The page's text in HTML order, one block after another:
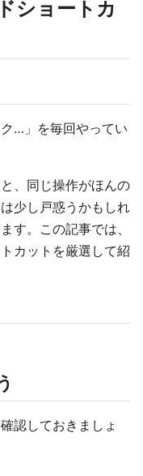
ショートカ
…」を毎回やってい
、同じ操作がほんの
少し戸惑うかもしれ
す。この記事では、
カットを厳選して紹
認しておきましょ